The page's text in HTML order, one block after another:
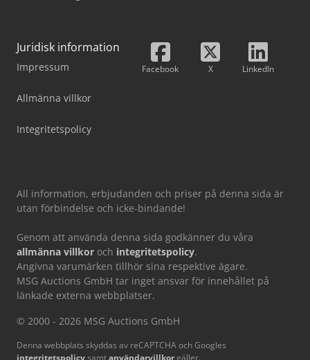
Juridisk information
Impressum
Allmänna villkor
Integritetspolicy
Facebook X LinkedIn
All information, erbjudanden och priser på denna sida är
utan förbindelse och icke-bindande!
Genom att använda denna sida godkänner du våra
allmänna villkor och integritetspolicy.
Angivna varumärken tillhör sina respektive ägare.
MSG Auctions GmbH tar inget ansvar för innehållet på
länkade externa webbplatser.
© 2000 - 2026 MSG Auctions GmbH
Denna webbplats skyddas av reCAPTCHA och Googles
integritetspolicysamtanvändarvillkor gäller.